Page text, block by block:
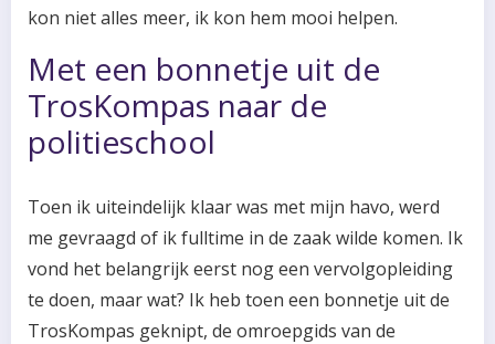
kon niet alles meer, ik kon hem mooi helpen.
Met een bonnetje uit de
TrosKompas naar de
politieschool
Toen ik uiteindelijk klaar was met mijn havo, werd
me gevraagd of ik fulltime in de zaak wilde komen. Ik
vond het belangrijk eerst nog een vervolgopleiding
te doen, maar wat? Ik heb toen een bonnetje uit de
TrosKompas geknipt, de omroepgids van de